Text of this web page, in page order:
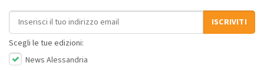
Indirizzo email
ISCRIVITI
Scegli le tue edizioni:
News Alessandria